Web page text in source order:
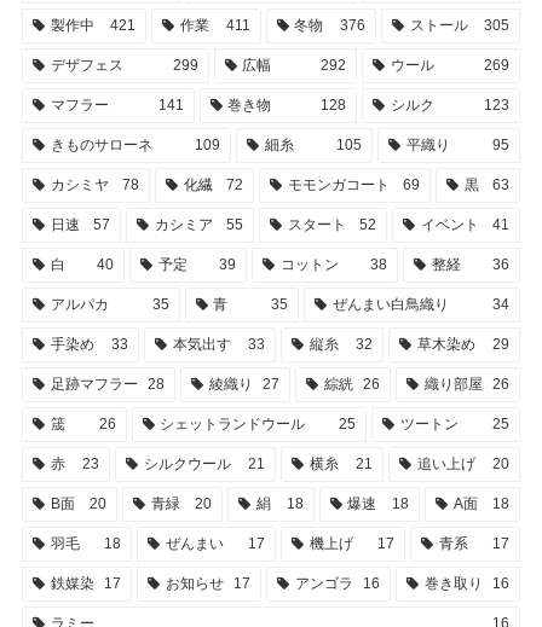
製作中 421 作業 411 冬物 376 ストール 305
デザフェス 299 広幅 292 ウール 269
マフラー 141 巻き物 128 シルク 123
きものサローネ 109 細糸 105 平織り 95
カシミヤ 78 化繊 72 モモンガコート 69 黒 63
日速 57 カシミア 55 スタート 52 イベント 41
白 40 予定 39 コットン 38 整経 36
アルパカ 35 青 35 ぜんまい白鳥織り 34
手染め 33 本気出す 33 縦糸 32 草木染め 29
足跡マフラー 28 綾織り 27 綜絖 26 織り部屋 26
筬 26 シェットランドウール 25 ツートン 25
赤 23 シルクウール 21 横糸 21 追い上げ 20
B面 20 青緑 20 絹 18 爆速 18 A面 18
羽毛 18 ぜんまい 17 機上げ 17 青系 17
鉄媒染 17 お知らせ 17 アンゴラ 16 巻き取り 16
ラミー 16